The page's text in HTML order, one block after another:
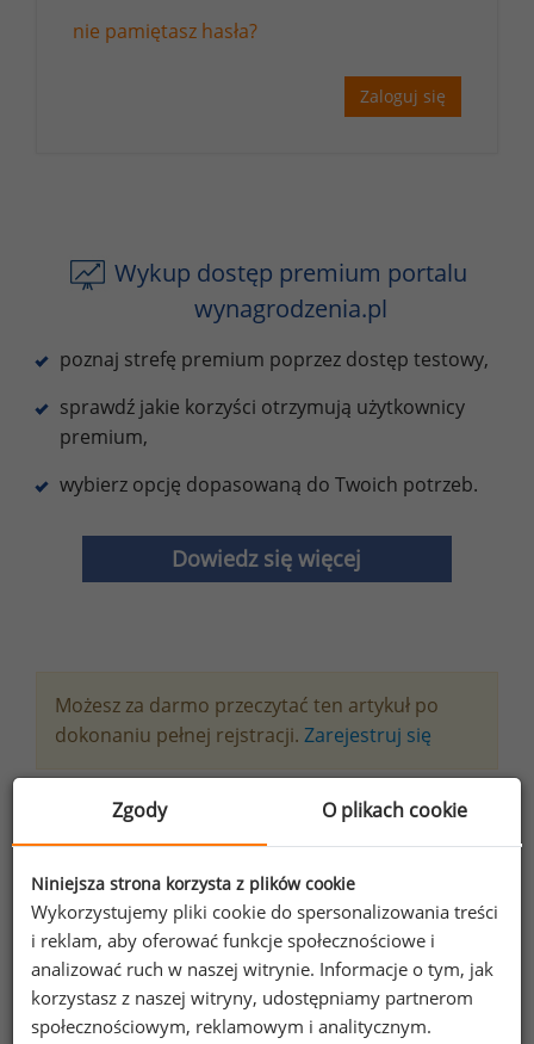
nie pamiętasz hasła?
Zaloguj się
Wykup dostęp premium portalu
wynagrodzenia.pl
poznaj strefę premium poprzez dostęp testowy,
sprawdź jakie korzyści otrzymują użytkownicy
premium,
wybierz opcję dopasowaną do Twoich potrzeb.
Dowiedz się więcej
Możesz za darmo przeczytać ten artykuł po
dokonaniu pełnej rejstracji. Zarejestruj się
Chcesz na bieżąco śledzić najnowsze informacje o
wynagrodzeniach?
Zapisz się do newslettera!
Wyrażam zgodę na przetwarzanie moich
danych osobowych zawartych w
Zgody O plikach cookie
Niniejsza strona korzysta z plików cookie
Wykorzystujemy pliki cookie do spersonalizowania treści
i reklam, aby oferować funkcje społecznościowe i
analizować ruch w naszej witrynie. Informacje o tym, jak
korzystasz z naszej witryny, udostępniamy partnerom
społecznościowym, reklamowym i analitycznym.